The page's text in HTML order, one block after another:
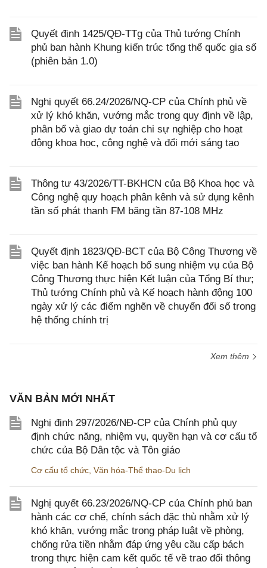
Quyết định 1425/QĐ-TTg của Thủ tướng Chính
phủ ban hành Khung kiến trúc tổng thể quốc gia số
(phiên bản 1.0)
Nghị quyết 66.24/2026/NQ-CP của Chính phủ về
xử lý khó khăn, vướng mắc trong quy định về lập,
phân bổ và giao dự toán chi sự nghiệp cho hoạt
động khoa học, công nghệ và đổi mới sáng tạo
Thông tư 43/2026/TT-BKHCN của Bộ Khoa học và
Công nghệ quy hoạch phân kênh và sử dụng kênh
tần số phát thanh FM băng tần 87-108 MHz
Quyết định 1823/QĐ-BCT của Bộ Công Thương về
việc ban hành Kế hoạch bổ sung nhiệm vụ của Bộ
Công Thương thực hiện Kết luận của Tổng Bí thư;
Thủ tướng Chính phủ và Kế hoạch hành động 100
ngày xử lý các điểm nghẽn về chuyển đổi số trong
hệ thống chính trị
Xem thêm
VĂN BẢN MỚI NHẤT
Nghị định 297/2026/NĐ-CP của Chính phủ quy
định chức năng, nhiệm vụ, quyền hạn và cơ cấu tổ
chức của Bộ Dân tộc và Tôn giáo
Cơ cấu tổ chức Văn hóa-Thể thao-Du lịch
Nghị quyết 66.23/2026/NQ-CP của Chính phủ ban
hành các cơ chế, chính sách đặc thù nhằm xử lý
khó khăn, vướng mắc trong pháp luật về phòng,
chống rửa tiền nhằm đáp ứng yêu cầu cấp bách
trong thực hiện cam kết quốc tế về trao đổi thông